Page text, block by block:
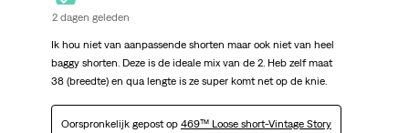
2 dagen geleden
Ik hou niet van aanpassende shorten maar ook niet van heel
baggy shorten. Deze is de ideale mix van de 2. Heb zelf maat
38 (breedte) en qua lengte is ze super komt net op de knie.
Oorspronkelijk gepost op 469™ Loose short-Vintage Story